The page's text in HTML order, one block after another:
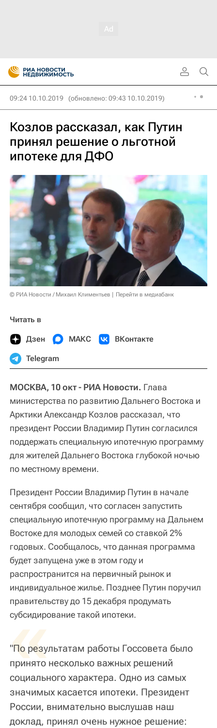
09:24 10.10.2019 (обновлено: 09:43 10.10.2019)
Козлов рассказал, как Путин
принял решение о льготной
ипотеке для ДФО
© РИА Новости / Михаил Климентьев Перейти в медиабанк
Читать в
Дзен МАКС ВКонтакте
Telegram
МОСКВА, 10 окт - РИА Новости. Глава
министерства по развитию Дальнего Востока и
Арктики Александр Козлов рассказал, что
президент России Владимир Путин согласился
поддержать специальную ипотечную программу
для жителей Дальнего Востока глубокой ночью
по местному времени.
Президент России Владимир Путин в начале
сентября сообщил, что согласен запустить
специальную ипотечную программу на Дальнем
Востоке для молодых семей со ставкой 2%
годовых. Сообщалось, что данная программа
будет запущена уже в этом году и
распространится на первичный рынок и
индивидуальное жилье. Позднее Путин поручил
правительству до 15 декабря продумать
субсидирование такой ипотеки.
«
"По результатам работы Госсовета было
принято несколько важных решений
социального характера. Одно из самых
значимых касается ипотеки. Президент
России, внимательно выслушав наш
доклад, принял очень нужное решение: